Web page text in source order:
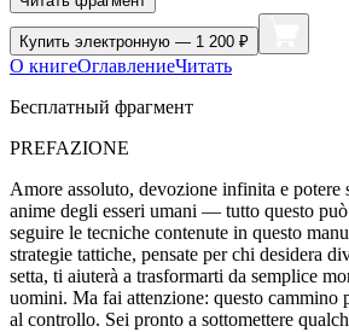
Купить электронную — 1 200 ₽
О книгеОглавлениеЧитать
Бесплатный фрагмент
PREFAZIONE
Amore assoluto, devozione infinita e potere
anime degli esseri umani — tutto questo
seguire le tecniche contenute in questo
strategie tattiche, pensate per chi desidera
setta, ti aiuterà a trasformarti da semplice
uomini. Ma fai attenzione: questo cammino
al controllo. Sei pronto a sottomettere